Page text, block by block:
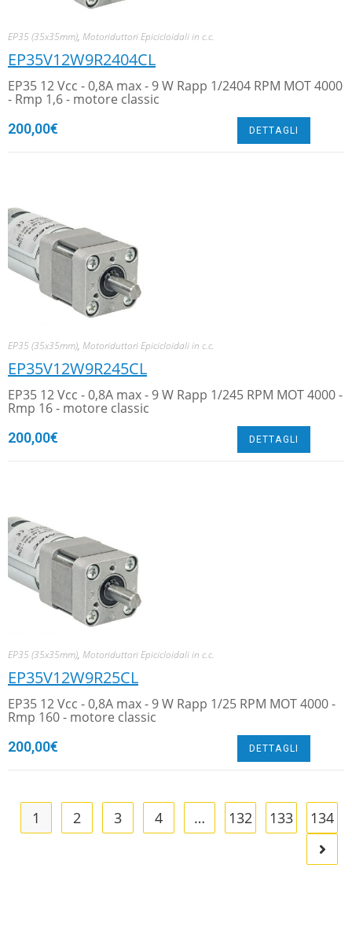
EP35 (35x35mm), Motoriduttori Epicicloidali in c.c.
EP35V12W9R2404CL
EP35 12 Vcc - 0,8A max - 9 W Rapp 1/2404 RPM MOT 4000
- Rmp 1,6 - motore classic
200,00€ DETTAGLI
EP35 (35x35mm), Motoriduttori Epicicloidali in c.c.
EP35V12W9R245CL
EP35 12 Vcc - 0,8A max - 9 W Rapp 1/245 RPM MOT 4000 -
Rmp 16 - motore classic
200,00€ DETTAGLI
EP35 (35x35mm), Motoriduttori Epicicloidali in c.c.
EP35V12W9R25CL
EP35 12 Vcc - 0,8A max - 9 W Rapp 1/25 RPM MOT 4000 -
Rmp 160 - motore classic
200,00€ DETTAGLI
1 2 3 4 … 132 133 134